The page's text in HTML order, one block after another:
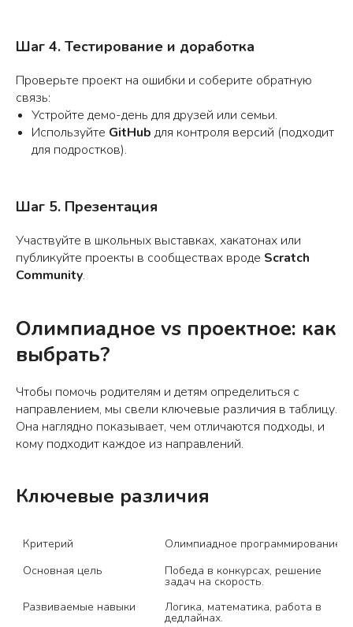
Шаг 4. Тестирование и доработка
Проверьте проект на ошибки и соберите обратную
связь:
Устройте демо-день для друзей или семьи.
Используйте GitHub для контроля версий (подходит
для подростков).
Шаг 5. Презентация
Участвуйте в школьных выставках, хакатонах или
публикуйте проекты в сообществах вроде Scratch
Community.
Олимпиадное vs проектное: как
выбрать?
Чтобы помочь родителям и детям определиться с
направлением, мы свели ключевые различия в таблицу.
Она наглядно показывает, чем отличаются подходы, и
кому подходит каждое из направлений.
Ключевые различия
Критерий
Олимпиадное программирование
Основная цель
Победа в конкурсах, решение
задач на скорость.
Развиваемые навыки
Логика, математика, работа в
дедлайнах.